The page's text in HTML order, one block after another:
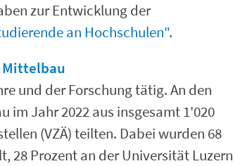
zur Entwicklung der
an Hochschulen".
Mittelbau
und der Forschung tätig. An den
im Jahr 2022 aus insgesamt 1'020
(VZÄ) teilten. Dabei wurden 68
28 Prozent an der Universität Luzern